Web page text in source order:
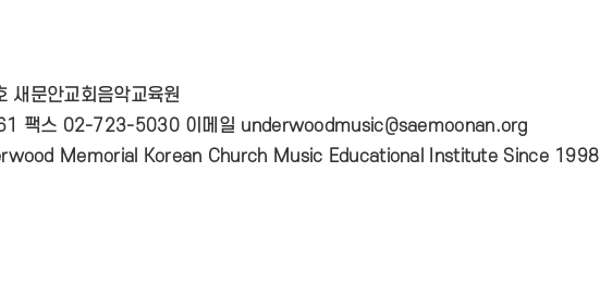
문안교회음악교육원
팩스 02-723-5030 이메일 underwoodmusic@saemoonan.org
Memorial Korean Church Music Educational Institute Since 1998